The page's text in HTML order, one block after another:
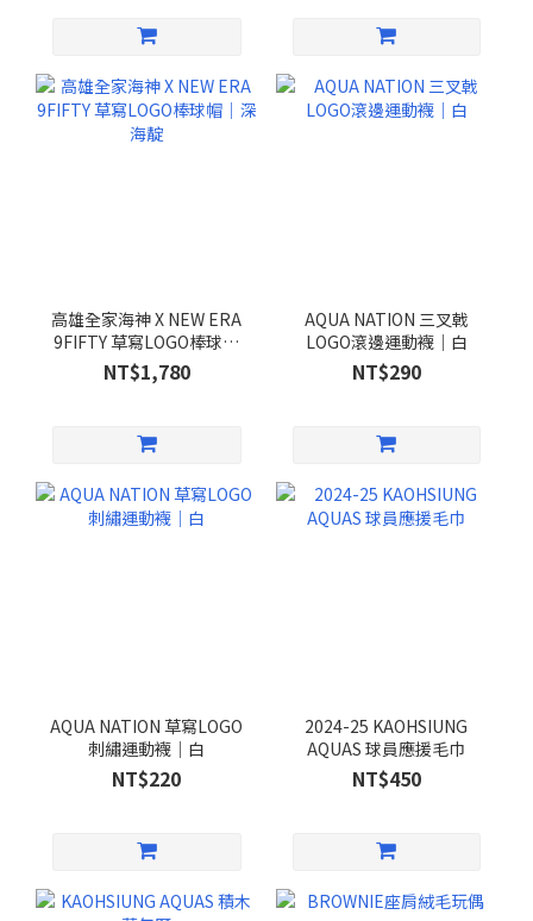
高雄全家海神 X NEW ERA
9FIFTY 草寫LOGO棒球帽
｜深海靛
NT$1,780
AQUA NATION 三叉戟
LOGO滾邊運動襪｜白
NT$290
AQUA NATION 草寫LOGO
刺繡運動襪｜白
NT$220
2024-25 KAOHSIUNG
AQUAS 球員應援毛巾
NT$450